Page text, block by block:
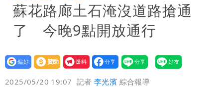
蘇花路廊土石淹沒道路搶通
了 今晚9點開放通行
設為
贊助
我要
爆料
2025/05/20 19:07 記者李光濱 綜合報導